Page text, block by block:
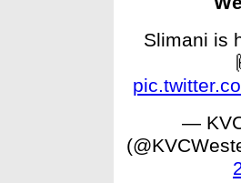
Slimani is
—